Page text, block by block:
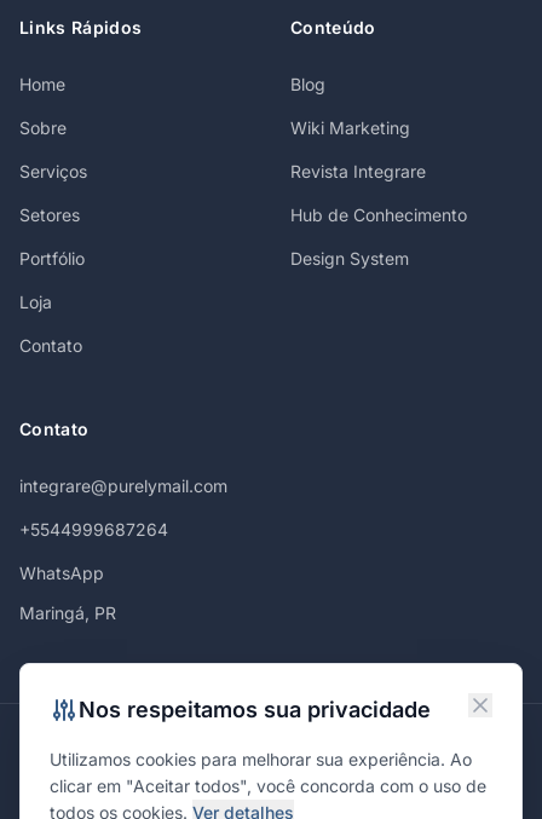
Links Rápidos
Home
Sobre
Serviços
Setores
Portfólio
Loja
Contato
Conteúdo
Blog
Wiki Marketing
Revista Integrare
Hub de Conhecimento
Design System
Contato
integrare@purelymail.com
+5544999687264
WhatsApp
Maringá, PR
MaringáCuritibaSão PauloLondrinaCascavelPonta Grossa
Florianópolis BrasíliaJoinvilleCampinas
Nos respeitamos sua privacidade
Utilizamos cookies para melhorar sua experiência. Ao
clicar em "Aceitar todos", você concorda com o uso de
todos os cookies. Ver detalhes